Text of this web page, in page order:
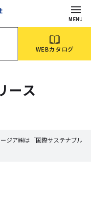
MENU
WEBカタログ
ース
ジア㈱は「国際サステナブル